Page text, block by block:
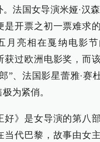
。法国女导演米娅·汉
是开票之初一票难求
月亮相在戛纳电影
获过欧洲电影奖，而
”、法国影星蕾雅·赛
为紧俏。
好》是女导演的第八
当代巴黎，故事由女